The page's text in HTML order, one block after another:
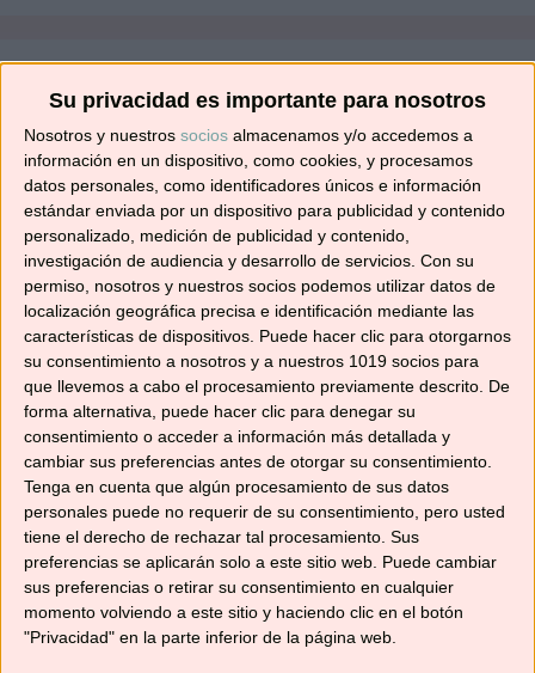
Su privacidad es importante para nosotros
Nosotros y nuestros socios almacenamos y/o accedemos a
información en un dispositivo, como cookies, y procesamos
datos personales, como identificadores únicos e información
estándar enviada por un dispositivo para publicidad y contenido
personalizado, medición de publicidad y contenido,
investigación de audiencia y desarrollo de servicios. Con su
permiso, nosotros y nuestros socios podemos utilizar datos de
localización geográfica precisa e identificación mediante las
características de dispositivos. Puede hacer clic para otorgarnos
su consentimiento a nosotros y a nuestros 1019 socios para
que llevemos a cabo el procesamiento previamente descrito. De
forma alternativa, puede hacer clic para denegar su
consentimiento o acceder a información más detallada y
cambiar sus preferencias antes de otorgar su consentimiento.
Tenga en cuenta que algún procesamiento de sus datos
personales puede no requerir de su consentimiento, pero usted
tiene el derecho de rechazar tal procesamiento. Sus
preferencias se aplicarán solo a este sitio web. Puede cambiar
sus preferencias o retirar su consentimiento en cualquier
momento volviendo a este sitio y haciendo clic en el botón
"Privacidad" en la parte inferior de la página web.
¡SUSCRÍBETE! 🍳🌟
Suscríbete ahora para recibir todas las recetas
en tu correo.
¡No te pierdas ninguna! 👩‍🍳👨‍🍳
Dirección
de
correo
electrónico
Suscribir
YouTube